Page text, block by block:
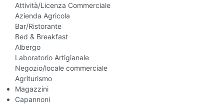
Attività/Licenza Commerciale
Azienda Agricola
Bar/Ristorante
Bed & Breakfast
Albergo
Laboratorio Artigianale
Negozio/locale commerciale
Agriturismo
Magazzini
Capannoni